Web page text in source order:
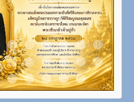
Item 4Item 5Item 6Item 7Item 8Item 9Item 10
Item 14Item 15Item 16Item 17Item 18Item 19Item 20
Item 23Item 24Item 25Item 26Item 27Item 28